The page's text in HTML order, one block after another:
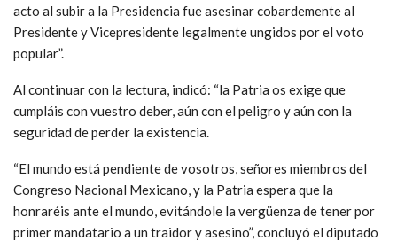
acto al subir a la Presidencia fue asesinar cobardemente al
Presidente y Vicepresidente legalmente ungidos por el voto
popular”.
Al continuar con la lectura, indicó: “la Patria os exige que
cumpláis con vuestro deber, aún con el peligro y aún con la
seguridad de perder la existencia.
“El mundo está pendiente de vosotros, señores miembros del
Congreso Nacional Mexicano, y la Patria espera que la
honraréis ante el mundo, evitándole la vergüenza de tener por
primer mandatario a un traidor y asesino”, concluyó el diputado